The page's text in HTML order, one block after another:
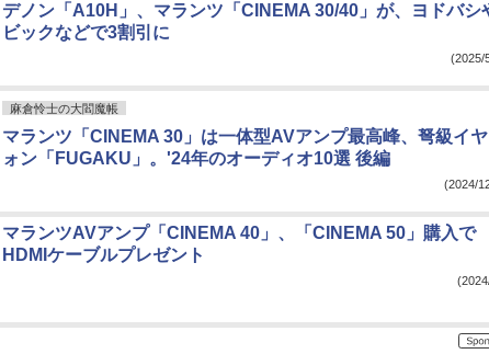
デノン「A10H」、マランツ「CINEMA 30/40」が、ヨドバシ
ビックなどで3割引に
(2025/
麻倉怜士の大閻魔帳
マランツ「CINEMA 30」は一体型AVアンプ最高峰、弩級イ
ォン「FUGAKU」。'24年のオーディオ10選 後編
(2024/
マランツAVアンプ「CINEMA 40」、「CINEMA 50」購入で
HDMIケーブルプレゼント